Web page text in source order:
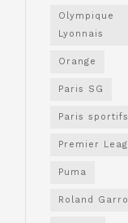
Olympique
Lyonnais
Orange
Paris SG
Paris sportifs
Premier
Puma
Roland